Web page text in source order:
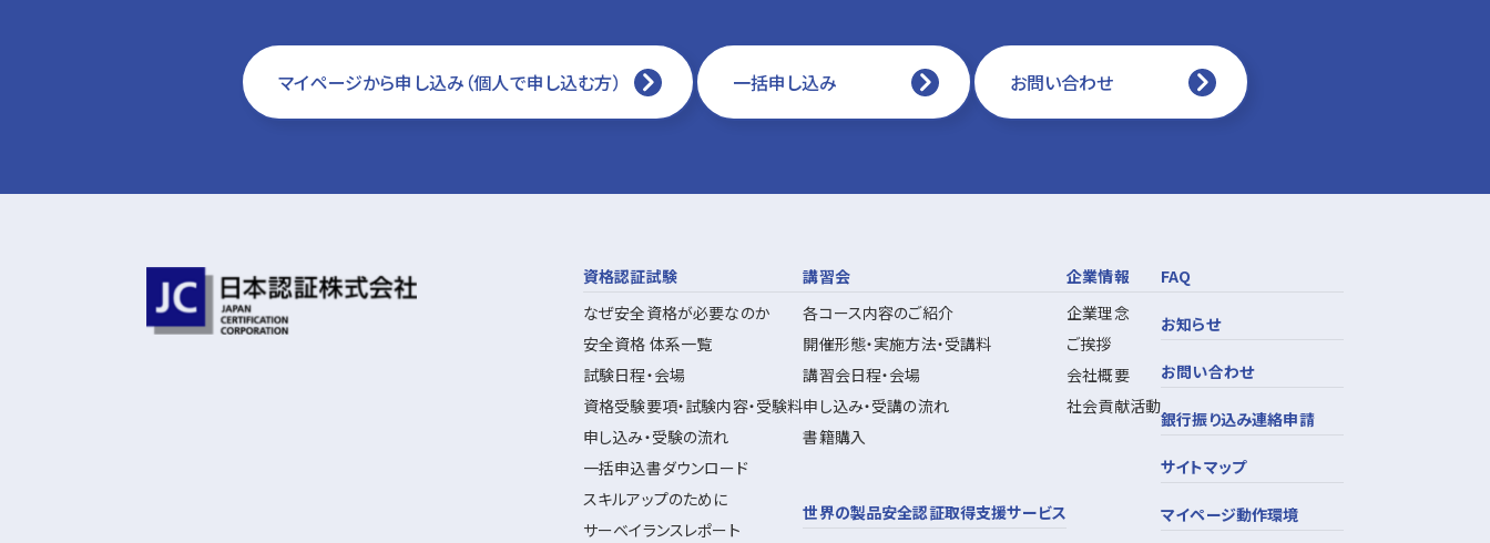
マイページから申し込み（個人で申し込む方） 一括申し込み お問い合わせ
資格認証試験
なぜ安全資格が必要なのか
安全資格 体系一覧
試験日程・会場
資格受験要項・試験内容・受験料
申し込み・受験の流れ
一括申込書ダウンロード
スキルアップのために
サーベイランスレポート
講習会
各コース内容のご紹介
開催形態・実施方法・受講料
講習会日程・会場
申し込み・受講の流れ
書籍購入
世界の製品安全認証取得支援サービス
企業情報
企業理念
ご挨拶
会社概要
社会貢献活動
FAQ
お知らせ
お問い合わせ
銀行振り込み連絡申請
サイトマップ
マイページ動作環境